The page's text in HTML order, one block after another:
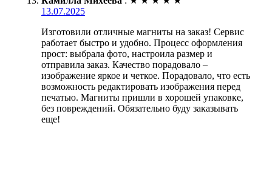
13.07.2025
Изготовили отличные магниты на заказ! Сервис
работает быстро и удобно. Процесс оформления
прост: выбрала фото, настроила размер и
отправила заказ. Качество порадовало –
изображение яркое и четкое. Порадовало, что есть
возможность редактировать изображения перед
печатью. Магниты пришли в хорошей упаковке,
без повреждений. Обязательно буду заказывать
еще!